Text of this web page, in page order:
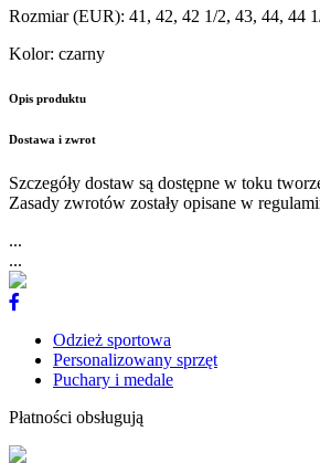
Rozmiar (EUR): 41, 42, 42 1/2, 43, 44, 44
Kolor: czarny
Opis produktu
Dostawa i zwrot
Szczegóły dostaw są dostępne w toku
Zasady zwrotów zostały opisane w
...
...
Odzież sportowa
Personalizowany sprzęt
Puchary i medale
Płatności obsługują